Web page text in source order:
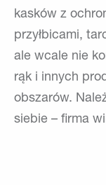
kasków z
przyłbicami,
ale wcale nie
rąk i innych
obszarów.
siebie – firma